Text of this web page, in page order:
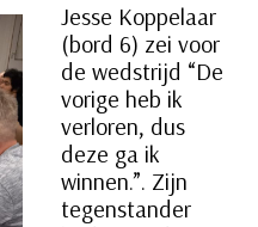
Jesse Koppelaar
(bord 6) zei voor
de wedstrijd “De
vorige heb ik
verloren, dus
deze ga ik
winnen.”. Zijn
tegenstander